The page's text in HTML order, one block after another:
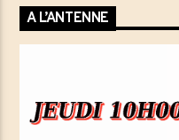
A L’ANTENNE